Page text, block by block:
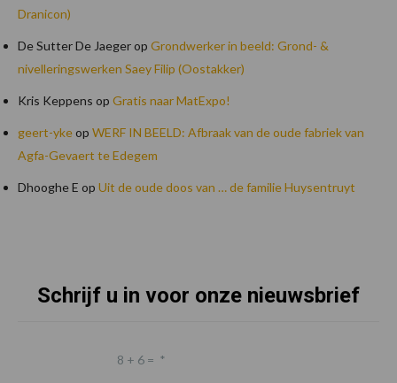
Dranicon)
De Sutter De Jaegerop Grondwerker in beeld: Grond- &
nivelleringswerken Saey Filip (Oostakker)
Kris Keppens op Gratis naar MatExpo!
geert-ykeop WERF IN BEELD: Afbraak van de oude fabriek van
Agfa-Gevaert te Edegem
Dhooghe E op Uit de oude doos van … de familie Huysentruyt
FooterSchrijf u in voor onze nieuwsbrief
8 + 6 = *